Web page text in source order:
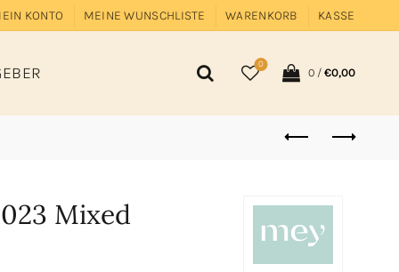
KONTO MEINE WUNSCHLISTE WARENKORB KASSE
0
0 / €0,00
Mixed